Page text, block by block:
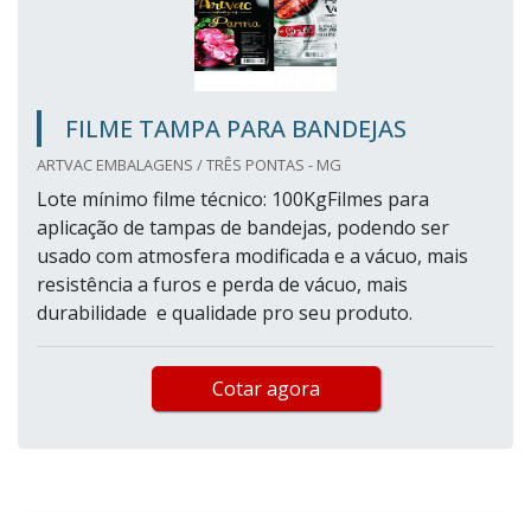
FILME TAMPA PARA BANDEJAS
ARTVAC EMBALAGENS / TRÊS PONTAS - MG
Lote mínimo filme técnico: 100KgFilmes para
aplicação de tampas de bandejas, podendo ser
usado com atmosfera modificada e a vácuo, mais
resistência a furos e perda de vácuo, mais
durabilidade e qualidade pro seu produto.
Cotar agora